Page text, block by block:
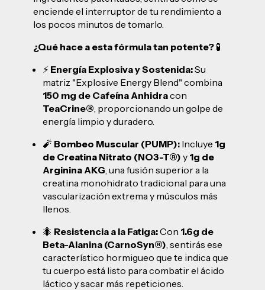
enciende el interruptor de tu rendimiento a
los pocos minutos de tomarlo.
¿Qué hace a esta fórmula tan potente? 🧪
⚡ Energía Explosiva y Sostenida:Su
matriz "Explosive Energy Blend" combina
150 mg de Cafeína Anhidracon
TeaCrine® , proporcionando un golpe de
energía limpio y duradero.
🧨 Bombeo Muscular (PUMP): Incluye 1g
de Creatina Nitrato (NO3-T®) y 1g de
Arginina AKG , una fusión superior a la
creatina monohidrato tradicional para una
vascularización extrema y músculos más
llenos.
🐜 Resistencia a la Fatiga:Con 1.6g de
Beta-Alanina (CarnoSyn®) , sentirás ese
característico hormigueo que te indica que
tu cuerpo está listo para combatir el ácido
láctico y sacar más repeticiones.